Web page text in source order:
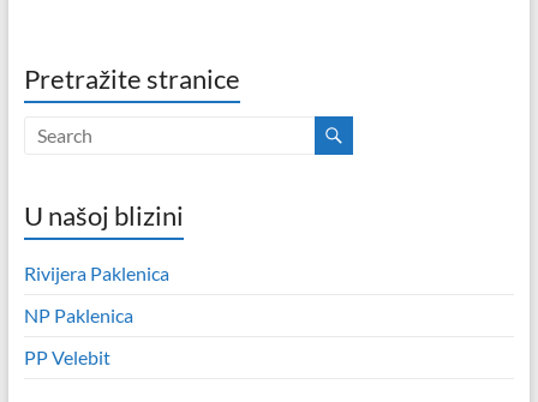
Pretražite stranice
U našoj blizini
Rivijera Paklenica
NP Paklenica
PP Velebit